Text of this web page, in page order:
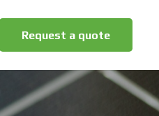
Request a quote